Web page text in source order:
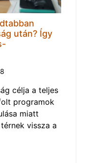
után? Így
célja a teljes
programok
miatt
vissza a